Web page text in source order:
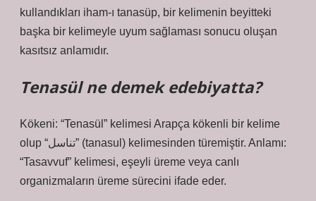
kullandıkları iham-ı tanasüp, bir kelimenin beyitteki
başka bir kelimeyle uyum sağlaması sonucu oluşan
kasıtsız anlamıdır.
Tenasül ne demek edebiyatta?
Kökeni: “Tenasül” kelimesi Arapça kökenli bir kelime
olup “تناسل” (tanasul) kelimesinden türemiştir. Anlamı:
“Tasavvuf” kelimesi, eşeyli üreme veya canlı
organizmaların üreme sürecini ifade eder.